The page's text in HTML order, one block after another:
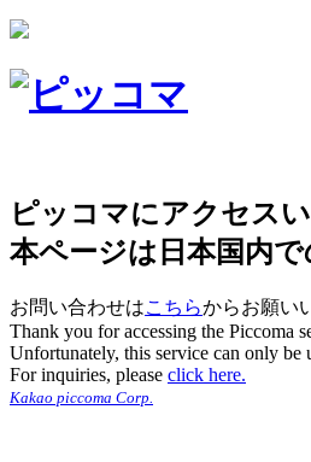
ピッコマにアクセス
本ページは日本国内で
お問い合わせはこちらからお願い
Thank you for accessing the Piccoma
Unfortunately, this service can only be
For inquiries, please click here.
Kakao piccoma Corp.